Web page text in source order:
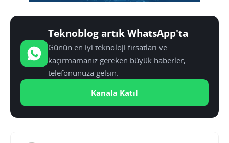
Teknoblog artık WhatsApp'ta
Günün en iyi teknoloji fırsatları ve
kaçırmamanız gereken büyük haberler,
telefonunuza gelsin.
Kanala Katıl